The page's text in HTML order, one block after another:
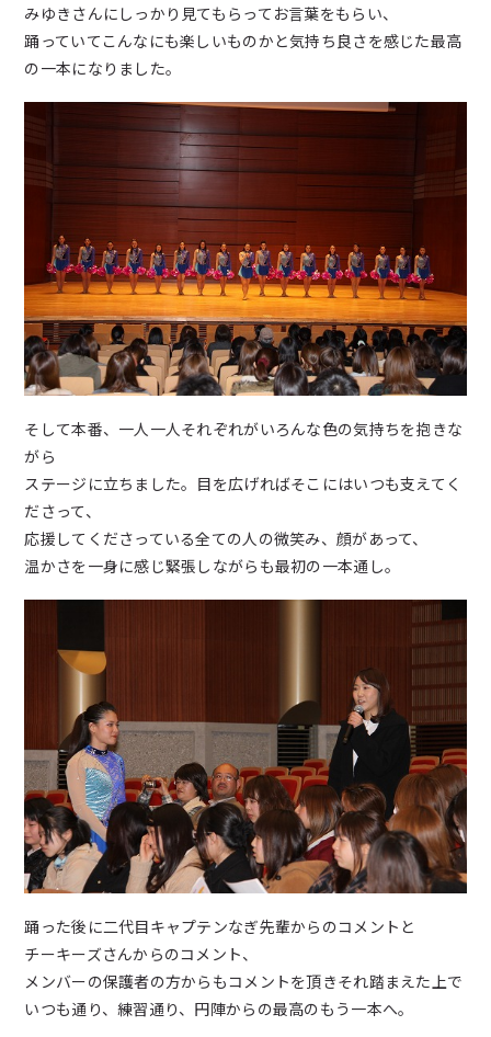
みゆきさんにしっかり見てもらってお言葉をもらい、
踊っていてこんなにも楽しいものかと気持ち良さを感じた最高
の一本になりました。
そして本番、一人一人それぞれがいろんな色の気持ちを抱きな
がら
ステージに立ちました。目を広げればそこにはいつも支えてく
ださって、
応援してくださっている全ての人の微笑み、顔があって、
温かさを一身に感じ緊張しながらも最初の一本通し。
踊った後に二代目キャプテンなぎ先輩からのコメントと
チーキーズさんからのコメント、
メンバーの保護者の方からもコメントを頂きそれ踏まえた上で
いつも通り、練習通り、円陣からの最高のもう一本へ。